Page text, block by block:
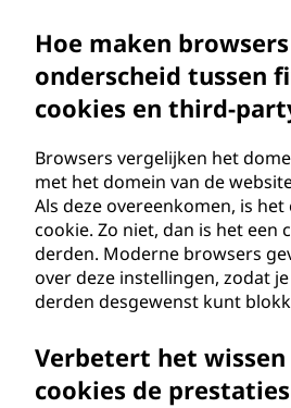
Hoe maken browsers
onderscheid tussen
cookies en third-
Browsers vergelijken het
met het domein van de
Als deze overeenkomen, is
cookie. Zo niet, dan is het een
derden. Moderne browsers
over deze instellingen, zodat
derden desgewenst kunt
Verbetert het wissen
cookies de